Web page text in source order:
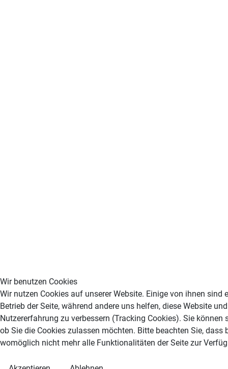
Wir benutzen Cookies
Wir nutzen Cookies auf unserer Website. Einige von ihnen sind
Betrieb der Seite, während andere uns helfen, diese Website
Nutzererfahrung zu verbessern (Tracking Cookies). Sie können
ob Sie die Cookies zulassen möchten. Bitte beachten Sie, dass
womöglich nicht mehr alle Funktionalitäten der Seite zur